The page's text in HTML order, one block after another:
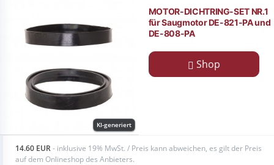
KI-generiert
MOTOR-DICHTRING-SET NR.1
für Saugmotor DE-821-PA und
DE-808-PA
Shop
14.60 EUR- inklusive 19% MwSt. / Preis kann abweichen, es gilt der Preis
auf dem Onlineshop des Anbieters.